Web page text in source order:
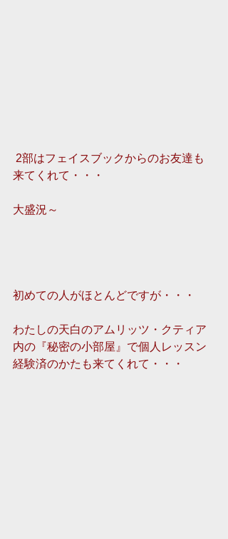
来てくれて・・・
大盛況～
初めての人がほとんどですが・・・
わたしの天白のアムリッツ・クティア
内の『秘密の小部屋』で個人レッスン
経験済のかたも来てくれて・・・